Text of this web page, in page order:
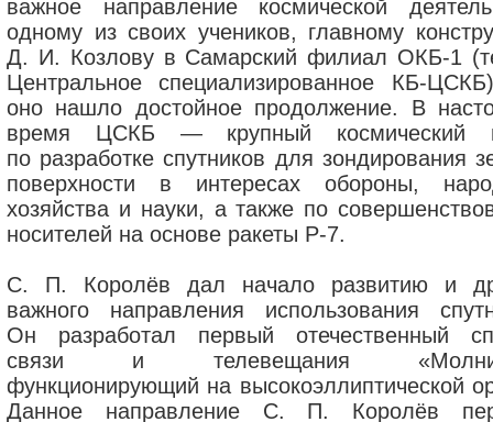
важное направление космической
одному из своих учеников, главному
Д. И. Козлову в Самарский филиал ОКБ-1
Центральное специализированное КБ-
оно нашло достойное продолжение. В
время ЦСКБ — крупный космический
по разработке спутников для зондирования
поверхности в интересах обороны,
хозяйства и науки, а также по
носителей на основе ракеты Р-7.
С. П. Королёв дал начало развитию и
важного направления использования
Он разработал первый отечественный
связи и телевещания
функционирующий на высокоэллиптической
Данное направление С. П. Королёв